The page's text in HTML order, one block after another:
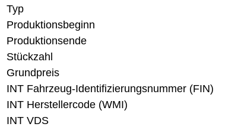
Typ
Produktionsbeginn
Produktionsende
Stückzahl
Grundpreis
INT Fahrzeug-Identifizierungsnummer (FIN)
INT Herstellercode (WMI)
INT VDS